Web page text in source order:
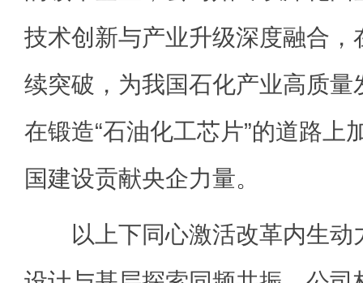
技术创新与产业升级深度融合，
续突破，为我国石化产业高质量
在锻造“石油化工芯片”的道路上
国建设贡献央企力量。
以上下同心激活改革内生动